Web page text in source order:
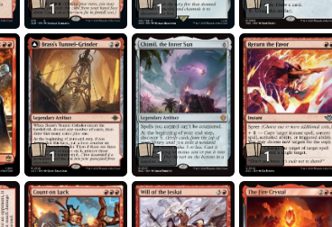
1 1 1
1 1 1